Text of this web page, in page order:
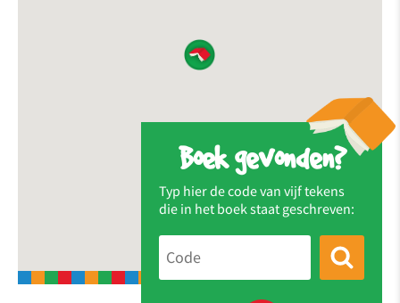
Boek gevonden?
Typ hier de code van vijf tekens
die in het boek staat geschreven: